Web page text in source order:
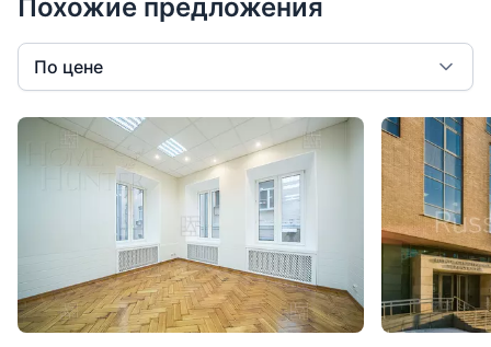
Похожие предложения
По цене